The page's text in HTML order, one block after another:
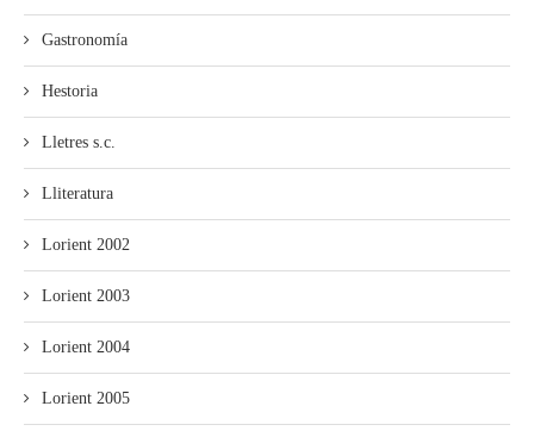
Gastronomía
Hestoria
Lletres s.c.
Lliteratura
Lorient 2002
Lorient 2003
Lorient 2004
Lorient 2005